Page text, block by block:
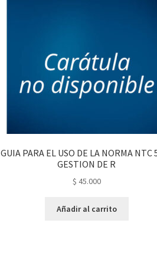
GUIA PARA EL USO DE LA NORMA NTC
GESTION DE R
$ 45.000
Añadir al carrito